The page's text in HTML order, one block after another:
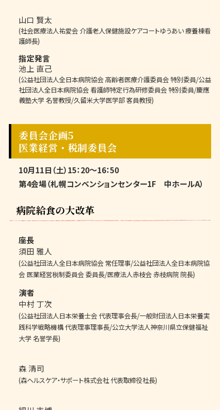
山口 賢太
(社会医療法人祐愛会 介護老人保健施設ケアコートゆうあい 療養棟看
護師長)
指定発言
池上 直己
(公益社団法人全日本病院協会 高齢者医療介護委員会 特別委員/公益
社団法人全日本病院協会 看護師特定行為研修委員会 特別委員/慶應
義塾大学 名誉教授/久留米大学医学部 客員教授)
委員会企画5
医業経営・税制委員会
10月11日（土）15：20～16：50
第4会場（札幌コンベンションセンター1F 中ホールA）
病院給食の大改革
座長
須田 雅人
(公益社団法人全日本病院協会 常任理事/公益社団法人全日本病院協
会 医業経営税制委員会 委員長/医療法人赤枝会 赤枝病院 院長)
演者
中村 丁次
(公益社団法人日本栄養士会 代表理事会長/一般財団法人日本栄養実
践科学戦略機構 代表理事理事長/公立大学法人神奈川県立保健福祉
大学 名誉学長)
森 清司
(森ヘルスケア・サポート株式会社 代表取締役社長)